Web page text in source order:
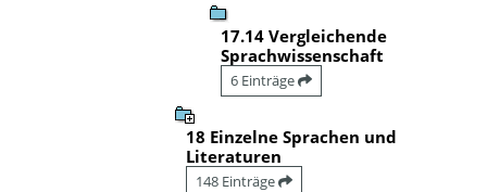
17.14 Vergleichende
Sprachwissenschaft
6 Einträge
18 Einzelne Sprachen und
Literaturen
148 Einträge